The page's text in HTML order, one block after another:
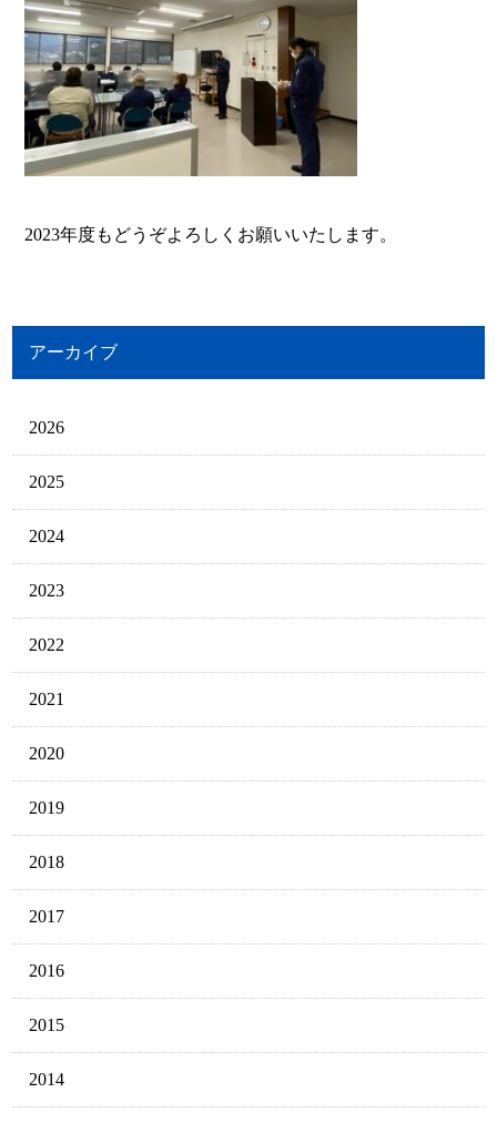
2023年度もどうぞよろしくお願いいたします。
アーカイブ
2026
2025
2024
2023
2022
2021
2020
2019
2018
2017
2016
2015
2014